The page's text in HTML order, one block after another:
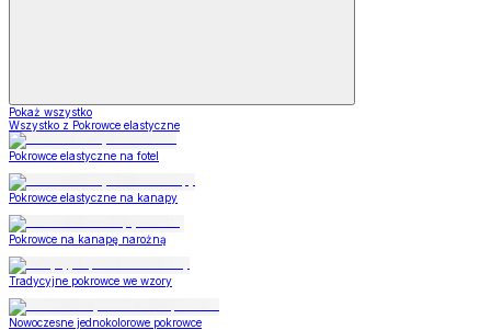
Pokaż wszystko
Wszystko z Pokrowce elastyczne
Pokrowce elastyczne na fotel
Pokrowce elastyczne na kanapy
Pokrowce na kanapę narożną
Tradycyjne pokrowce we wzory
Nowoczesne jednokolorowe pokrowce